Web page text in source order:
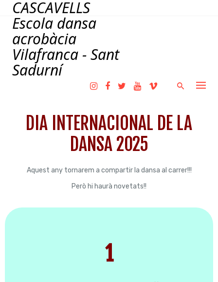
content
CASCAVELLS
Escola dansa
acrobàcia
Vilafranca - Sant
Sadurní
DIA INTERNACIONAL DE LA
DANSA 2025
Aquest any tornarem a compartir la dansa al carrer!!!
Però hi haurà novetats!!
1